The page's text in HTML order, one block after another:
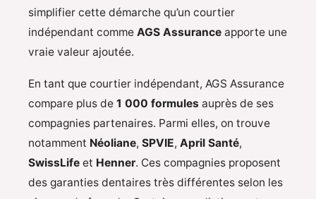
simplifier cette démarche qu’un courtier
indépendant comme AGS Assurance apporte une
vraie valeur ajoutée.
En tant que courtier indépendant, AGS Assurance
compare plus de 1 000 formules auprès de ses
compagnies partenaires. Parmi elles, on trouve
notamment Néoliane, SPVIE, April Santé,
SwissLife et Henner. Ces compagnies proposent
des garanties dentaires très différentes selon les